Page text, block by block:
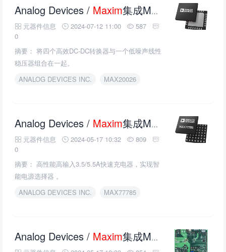
Analog Devices / Maxim集成MAX20026低压降压DC-DC转换器的介绍、特性、及应用
元器件信息 2024-07-12 11:00
587
0
摘要： 将四个高效DC-DC转换器与一个低噪声线性
稳压器组合在一起。
ANALOG DEVICES INC.
MAX20026
Analog Devices / Maxim集成MAX77785/MAX77786 1-Cell Li+电池充电器的介绍、特性、及应用
元器件信息 2024-05-17 10:32
809
0
摘要： 高性能高输入3.5/5.5A快速充电器，实现智
能电源选择器 。
ANALOG DEVICES INC.
MAX77785
Analog Devices / Maxim集成MAX77785EVKIT/MAX77786EVKIT评估套件的介绍、特性、及应用